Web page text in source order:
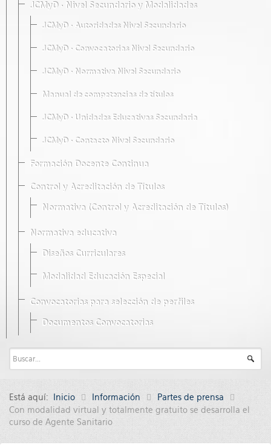
JCMyD · Nivel Secundario y Modalidades
JCMyD · Autoridades Nivel Secundario
JCMyD · Convocatorias Nivel Secundario
JCMyD · Normativa Nivel Secundario
Manual de competencias de títulos
JCMyD · Unidades Educativas Secundaria
JCMyD · Contacto Nivel Secundario
Formación Docente Continua
Control y Acreditación de Títulos
Normativa (Control y Acreditación de Títulos)
Normativa educativa
Diseños Curriculares
Modalidad Educación Especial
Convocatorias para selección de perfiles
Documentos Convocatorias
Está aquí: Inicio Información
Partes de prensa
Con modalidad virtual y totalmente gratuito se desarrolla el
curso de Agente Sanitario